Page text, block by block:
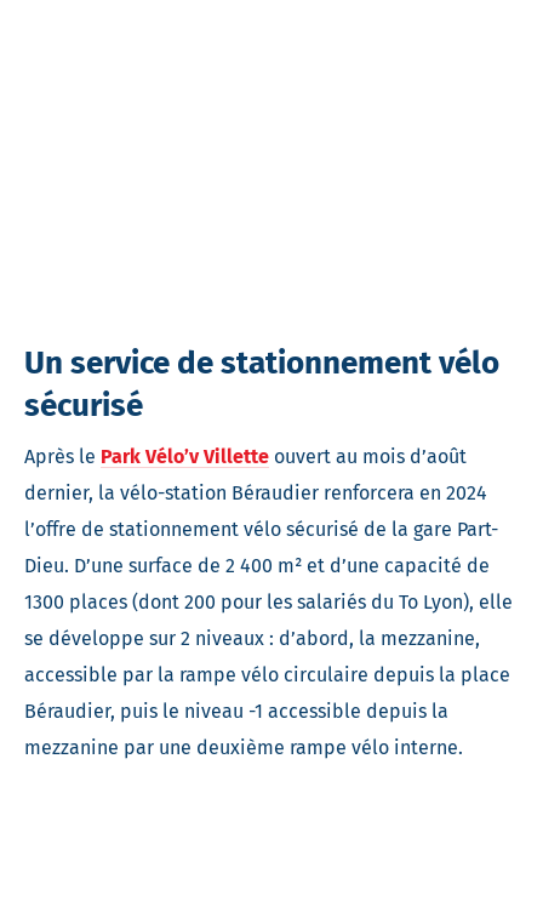
Un service de stationnement vélo
sécurisé
Après le Park Vélo’v Villette ouvert au mois d’août
dernier, la vélo-station Béraudier renforcera en 2024
l’offre de stationnement vélo sécurisé de la gare Part-
Dieu. D’une surface de 2 400 m² et d’une capacité de
1300 places (dont 200 pour les salariés du To Lyon), elle
se développe sur 2 niveaux : d’abord, la mezzanine,
accessible par la rampe vélo circulaire depuis la place
Béraudier, puis le niveau -1 accessible depuis la
mezzanine par une deuxième rampe vélo interne.